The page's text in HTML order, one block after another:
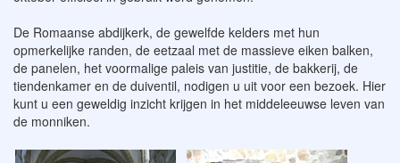
De Romaanse abdijkerk, de gewelfde kelders met hun
opmerkelijke randen, de eetzaal met de massieve eiken balken,
de panelen, het voormalige paleis van justitie, de bakkerij, de
tiendenkamer en de duiventil, nodigen u uit voor een bezoek. Hier
kunt u een geweldig inzicht krijgen in het middeleeuwse leven van
de monniken.